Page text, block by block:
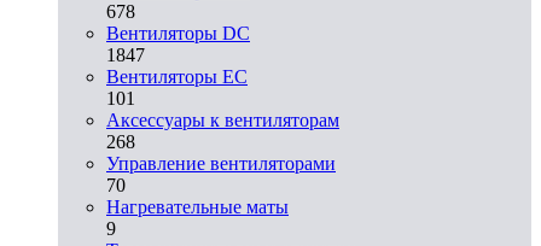
678
Вентиляторы DC
1847
Вентиляторы EC
101
Аксессуары к вентиляторам
268
Управление вентиляторами
70
Нагревательные маты
9